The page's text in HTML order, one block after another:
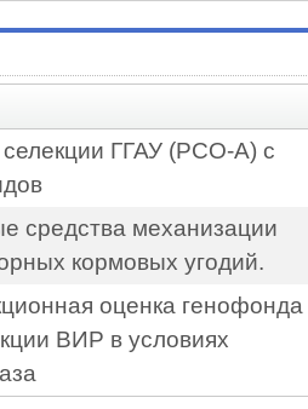
ГГАУ (РСО-А) с
средства механизации
кормовых угодий.
оценка генофонда
ВИР в условиях